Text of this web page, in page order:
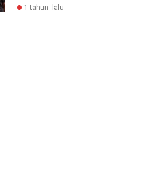
1 tahun lalu